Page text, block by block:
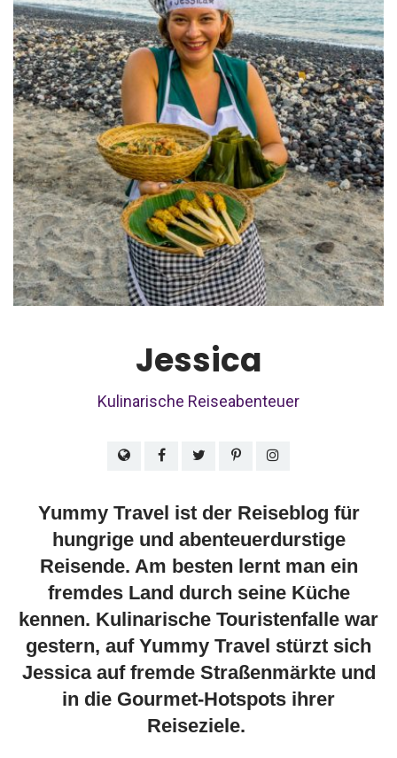
Jessica
Kulinarische Reiseabenteuer
Yummy Travel ist der Reiseblog für
hungrige und abenteuerdurstige
Reisende. Am besten lernt man ein
fremdes Land durch seine Küche
kennen. Kulinarische Touristenfalle war
gestern, auf Yummy Travel stürzt sich
Jessica auf fremde Straßenmärkte und
in die Gourmet-Hotspots ihrer
Reiseziele.